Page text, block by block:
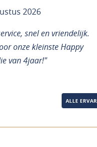
2026
snel en vriendelijk.
onze kleinste Happy
van 4jaar!"
ALLE